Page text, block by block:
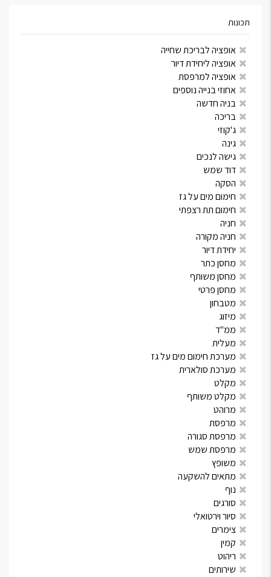
תכונות
אופציה לבריכת שחייה
אופציה ליחידת דיור
אופציה למרפסת
אחוזי בנייה נוספים
בניה חדשה
בריכה
ג'קוזי
גינה
גישה לנכים
דוד שמש
הסקה
חימום מים על גז
חימום תת רצפתי
חניה
חניה מקורה
יחידת דיור
מחסן כתר
מחסן משותף
מחסן פרטי
מטבחון
מיזוג
ממ"ד
מעלית
מערכת חימום מים על גז
מערכת סולארית
מקלט
מקלט משותף
מרוהט
מרפסת
מרפסת סגורה
מרפסת שמש
משופץ
מתאים להשקעה
נוף
סורגים
סיור וירטואלי
צימרים
קמין
ריהוט
שירותים